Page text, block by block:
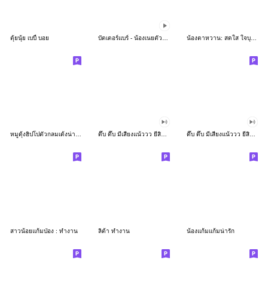
ตุ้ยนุ้ย เบบี้ บอย น้องตาหวาน: สดใส ใจบุญ (สีพาสเทล)
หมูดุ้งฮิปโปตัวกลมเด้งน่ารัก ดึ๊บ ดึ๊บ มีเสียงแน้ววว ยี่สิบเจ็ด ดึ๊บ ดึ๊บ มีเสียงแน้ววว ยี่สิบหก
สาวน้อยแก้มป่อง : ทำงาน ลิต้า ทำงาน น้องแก้มแก้มน่ารัก